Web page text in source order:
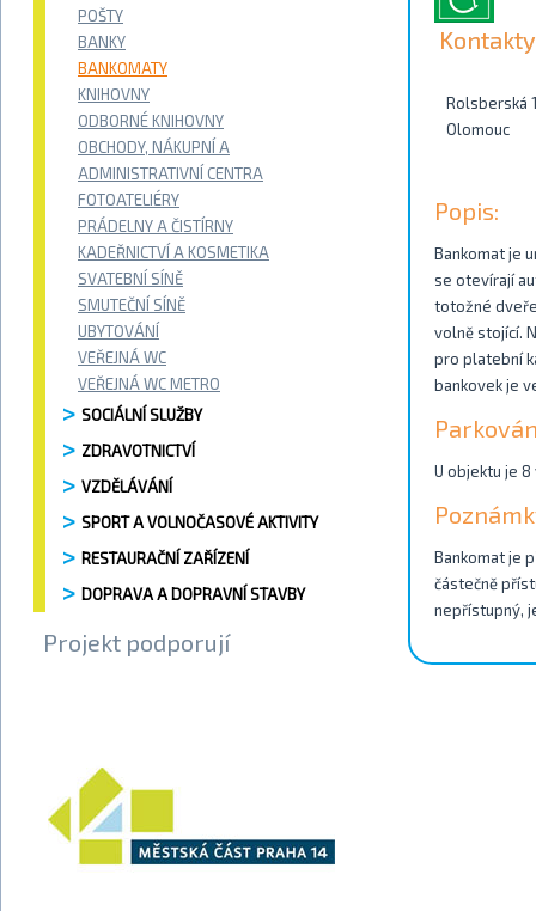
POŠTY
BANKY
BANKOMATY
KNIHOVNY
ODBORNÉ KNIHOVNY
OBCHODY, NÁKUPNÍ A
ADMINISTRATIVNÍ CENTRA
FOTOATELIÉRY
PRÁDELNY A ČISTÍRNY
KADEŘNICTVÍ A KOSMETIKA
SVATEBNÍ SÍNĚ
SMUTEČNÍ SÍNĚ
UBYTOVÁNÍ
VEŘEJNÁ WC
VEŘEJNÁ WC METRO
SOCIÁLNÍ SLUŽBY
ZDRAVOTNICTVÍ
VZDĚLÁVÁNÍ
SPORT A VOLNOČASOVÉ AKTIVITY
RESTAURAČNÍ ZAŘÍZENÍ
DOPRAVA A DOPRAVNÍ STAVBY
Projekt podporují
Kontakty
Rolsberská
Olomouc
Popis:
Bankomat je
se otevírají
totožné
volně stojící.
pro platební
bankovek je
U objektu je 8
Bankomat je
částečně
nepřístupný,